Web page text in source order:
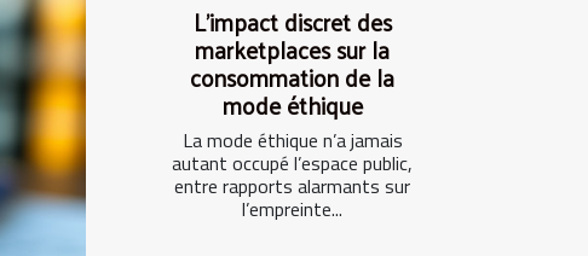
L’impact discret des
marketplaces sur la
consommation de la
mode éthique
La mode éthique n’a jamais
autant occupé l’espace public,
entre rapports alarmants sur
l’empreinte...